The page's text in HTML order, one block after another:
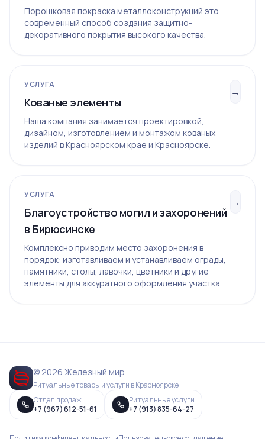
Порошковая покраска металлоконструкций это
современный способ создания защитно-
декоративного покрытия высокого качества.
УСЛУГА
Кованые элементы
Наша компания занимается проектировкой,
дизайном, изготовлением и монтажом кованых
изделий в Красноярском крае и Красноярске.
→
УСЛУГА
Благоустройство могил и захоронений
в Бирюсинске
Комплексно приводим место захоронения в
порядок: изготавливаем и устанавливаем ограды,
памятники, столы, лавочки, цветники и другие
элементы для аккуратного оформления участка.
→
© 2026 Железный мир
Ритуальные товары и услуги в Красноярске
Отдел продаж
+7 (967) 612-51-61
Ритуальные услуги
+7 (913) 835-64-27